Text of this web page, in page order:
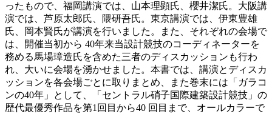
ったもので、福岡講演では、山本理顕氏、櫻井潔氏。大阪講
演では、芦原太郎氏、隈研吾氏。東京講演では、伊東豊雄
氏、岡本賢氏が講演を行いました。また、それぞれの会場で
は、開催当初から 40年来当設計競技のコーディネーターを
務める馬場璋造氏を含めた三者のディスカッションも行わ
れ、大いに会場を湧かせました。本書では、講演とディスカ
ッションを各会場ごとに取りまとめ、また巻末には「ガラコ
ンの40年」として、「セントラル硝子国際建築設計競技」の
歴代最優秀作品を第1回目から40 回目まで、オールカラーで